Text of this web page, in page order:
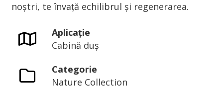
noștri, te învață echilibrul și regenerarea.
Aplicație
Cabină duș
Categorie
Nature Collection